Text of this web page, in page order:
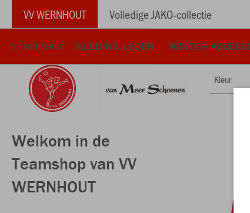
VV WERNHOUT Volledige JAKO-collectie
VV WERNHOUT KLEDING LEDEN WINTER
Welkom in de
Teamshop van VV
WERNHOUT
Kleur